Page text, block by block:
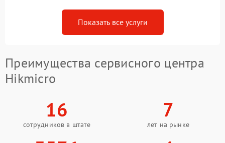
Показать все услуги
Преимущества сервисного центра
Hikmicro
16
сотрудников в штате
7
лет на рынке